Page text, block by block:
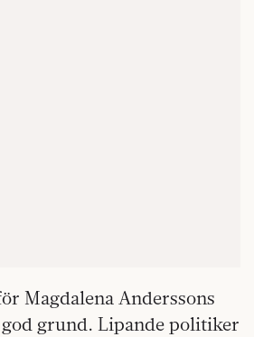
Magdalena Anderssons
grund. Lipande politiker